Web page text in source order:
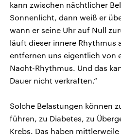
kann zwischen nächtlicher
Sonnenlicht, dann weiß er
wann er seine Uhr auf Null
läuft dieser innere Rhythmus
entfernen uns eigentlich von
Nacht-Rhythmus. Und das
Dauer nicht verkraften.“
Solche Belastungen können
führen, zu Diabetes, zu
Krebs. Das haben